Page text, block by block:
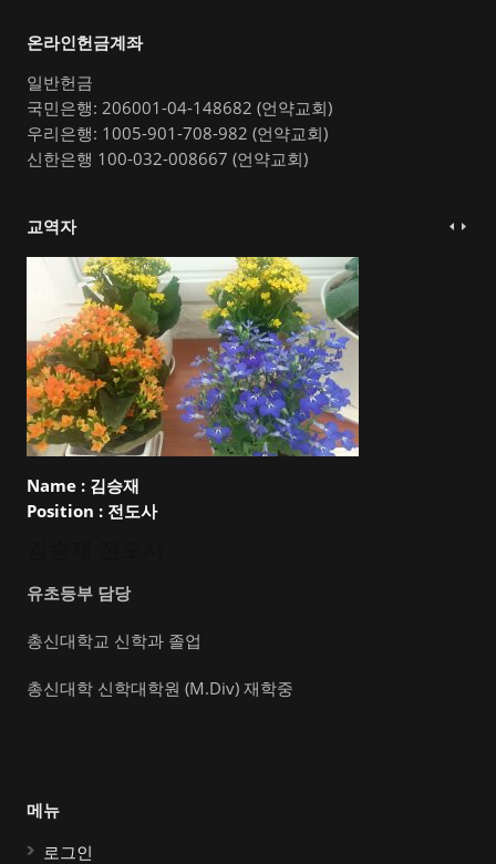
온라인헌금계좌
일반헌금
국민은행: 206001-04-148682 (언약교회)
우리은행: 1005-901-708-982 (언약교회)
신한은행 100-032-008667 (언약교회)
교역자
Name : 김승재
Position : 전도사
유초등부 담당
총신대학교 신학과 졸업
총신대학 신학대학원 (M.Div) 재학중
메뉴
로그인